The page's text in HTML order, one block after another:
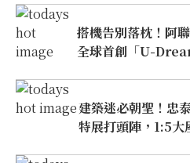
搭機告別落枕！阿
全球首創「U-
建築迷必朝聖！忠
特展打頭陣，1:5